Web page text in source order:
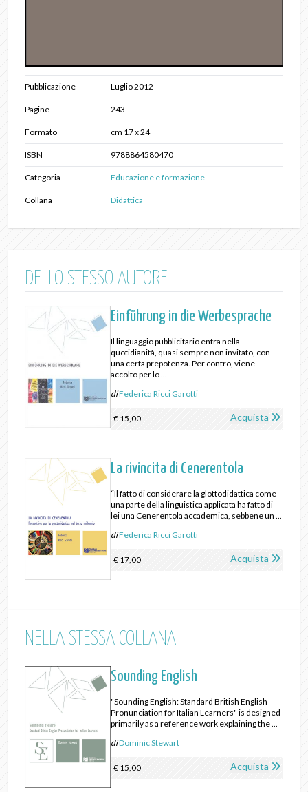
Pubblicazione Luglio 2012
Pagine 243
Formato cm 17 x 24
ISBN 9788864580470
Categoria Educazione e formazione
Collana Didattica
DELLO STESSO AUTORE
Einführung in die Werbesprache
Il linguaggio pubblicitario entra nella
quotidianità, quasi sempre non invitato, con
una certa prepotenza. Per contro, viene
accolto per lo ...
diFederica Ricci Garotti
€ 15,00 Acquista
La rivincita di Cenerentola
“Il fatto di considerare la glottodidattica come
una parte della linguistica applicata ha fatto di
lei una Cenerentola accademica, sebbene un ...
diFederica Ricci Garotti
€ 17,00 Acquista
NELLA STESSA COLLANA
Sounding English
"Sounding English: Standard British English
Pronunciation for Italian Learners" is designed
primarily as a reference work explaining the ...
diDominic Stewart
€ 15,00 Acquista